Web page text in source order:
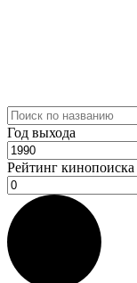
Год выхода
Рейтинг кинопоиска